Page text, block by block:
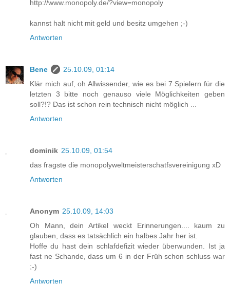
http://www.monopoly.de/?view=monopoly
kannst halt nicht mit geld und besitz umgehen ;-)
Antworten
Bene
25.10.09, 01:14
Klär mich auf, oh Allwissender, wie es bei 7 Spielern für die
letzten 3 bitte noch genauso viele Möglichkeiten geben
soll?!? Das ist schon rein technisch nicht möglich ...
Antworten
dominik 25.10.09, 01:54
das fragste die monopolyweltmeisterschatfsvereinigung xD
Antworten
Anonym 25.10.09, 14:03
Oh Mann, dein Artikel weckt Erinnerungen.... kaum zu
glauben, dass es tatsächlich ein halbes Jahr her ist.
Hoffe du hast dein schlafdefizit wieder überwunden. Ist ja
fast ne Schande, dass um 6 in der Früh schon schluss war
;-)
Antworten